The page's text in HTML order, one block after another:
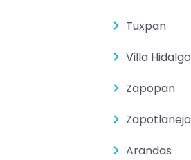
Tuxpan
Villa Hidalgo
Zapopan
Zapotlanejo
Arandas